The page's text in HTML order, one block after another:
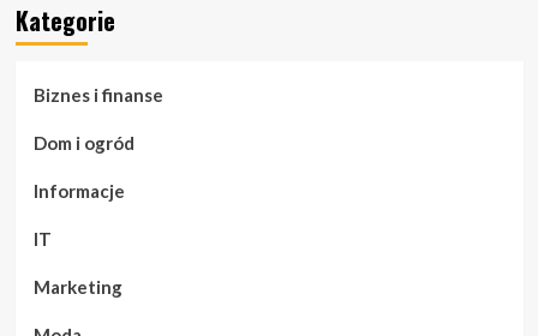
Kategorie
Biznes i finanse
Dom i ogród
Informacje
IT
Marketing